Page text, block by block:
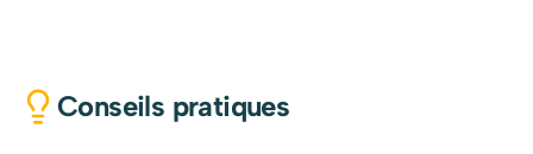
Conseils pratiques